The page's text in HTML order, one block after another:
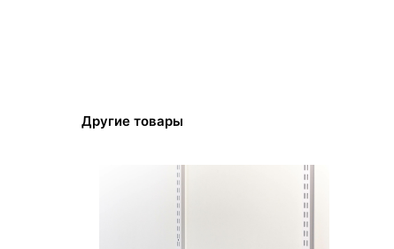
Другие товары